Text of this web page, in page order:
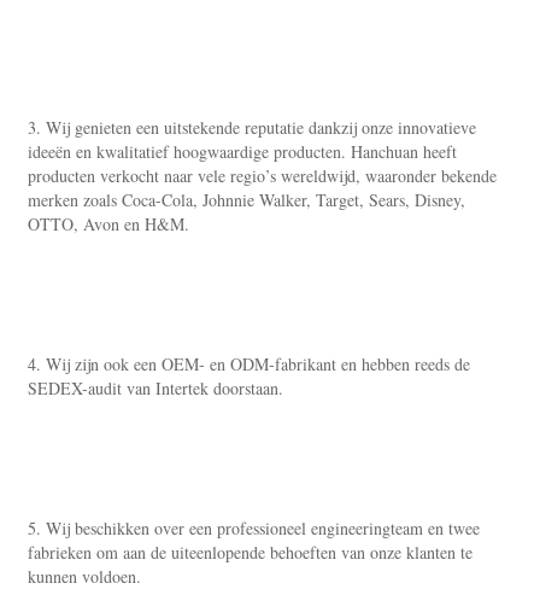
3. Wij genieten een uitstekende reputatie dankzij onze innovatieve
ideeën en kwalitatief hoogwaardige producten. Hanchuan heeft
producten verkocht naar vele regio’s wereldwijd, waaronder bekende
merken zoals Coca-Cola, Johnnie Walker, Target, Sears, Disney,
OTTO, Avon en H&M.
4. Wij zijn ook een OEM- en ODM-fabrikant en hebben reeds de
SEDEX-audit van Intertek doorstaan.
5. Wij beschikken over een professioneel engineeringteam en twee
fabrieken om aan de uiteenlopende behoeften van onze klanten te
kunnen voldoen.